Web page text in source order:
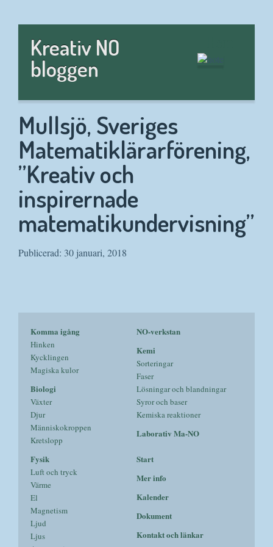
Kreativ NO
bloggen
Mullsjö, Sveriges
Matematiklärarförening,
”Kreativ och
inspirernade
matematikundervisning”
Publicerad: 30 januari, 2018
Komma igång
Hinken
Kycklingen
Magiska kulor
Biologi
Växter
Djur
Människokroppen
Kretslopp
NO-verkstan
Kemi
Sorteringar
Faser
Lösningar och blandningar
Syror och baser
Kemiska reaktioner
Laborativ Ma-NO
Fysik
Luft och tryck
Värme
El
Magnetism
Ljud
Ljus
Start
Mer info
Kalender
Dokument
Kontakt och länkar